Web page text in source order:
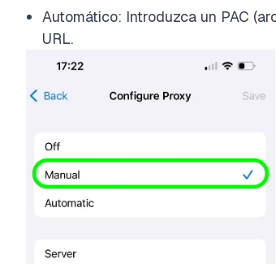
Automático: Introduzca un PAC
URL.